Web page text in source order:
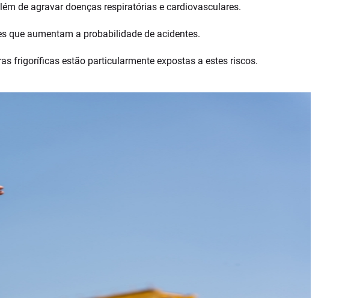
de agravar doenças respiratórias e cardiovasculares.
que aumentam a probabilidade de acidentes.
frigoríficas estão particularmente expostas a estes riscos.